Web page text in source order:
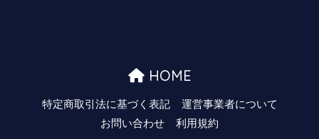
HOME
特定商取引法に基づく表記
運営事業者について
お問い合わせ
利用規約